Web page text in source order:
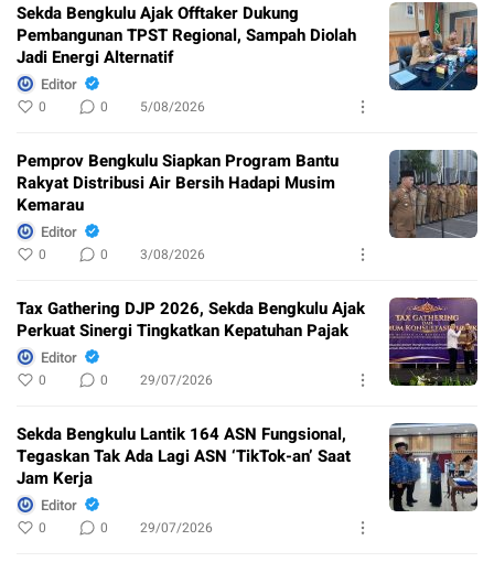
Sekda Bengkulu Ajak Offtaker Dukung
Pembangunan TPST Regional, Sampah Diolah
Jadi Energi Alternatif
Editor
0 0 5/08/2026
Pemprov Bengkulu Siapkan Program Bantu
Rakyat Distribusi Air Bersih Hadapi Musim
Kemarau
Editor
0 0 3/08/2026
Tax Gathering DJP 2026, Sekda Bengkulu Ajak
Perkuat Sinergi Tingkatkan Kepatuhan Pajak
Editor
0 0 29/07/2026
Sekda Bengkulu Lantik 164 ASN Fungsional,
Tegaskan Tak Ada Lagi ASN ‘TikTok-an’ Saat
Jam Kerja
Editor
0 0 29/07/2026